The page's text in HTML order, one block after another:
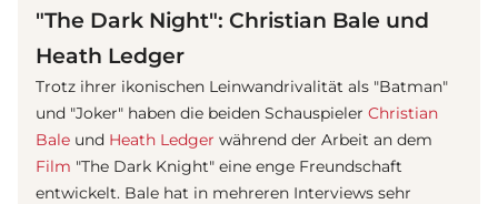
"The Dark Night": Christian Bale und
Heath Ledger
Trotz ihrer ikonischen Leinwandrivalität als "Batman"
und "Joker" haben die beiden Schauspieler Christian
Bale und Heath Ledger während der Arbeit an dem
Film "The Dark Knight" eine enge Freundschaft
entwickelt. Bale hat in mehreren Interviews sehr